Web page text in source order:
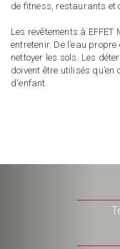
de fitness, restaurants et
Les revêtements à EFFET
entretenir. De l’eau
nettoyer les sols. Les
doivent être utilisés
d'enfant.